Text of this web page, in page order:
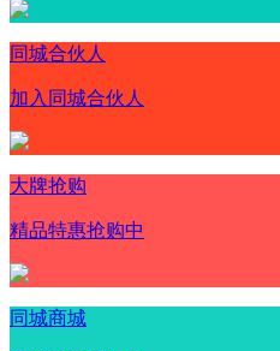
同城合伙人
加入同城合伙人
大牌抢购
精品特惠抢购中
同城商城